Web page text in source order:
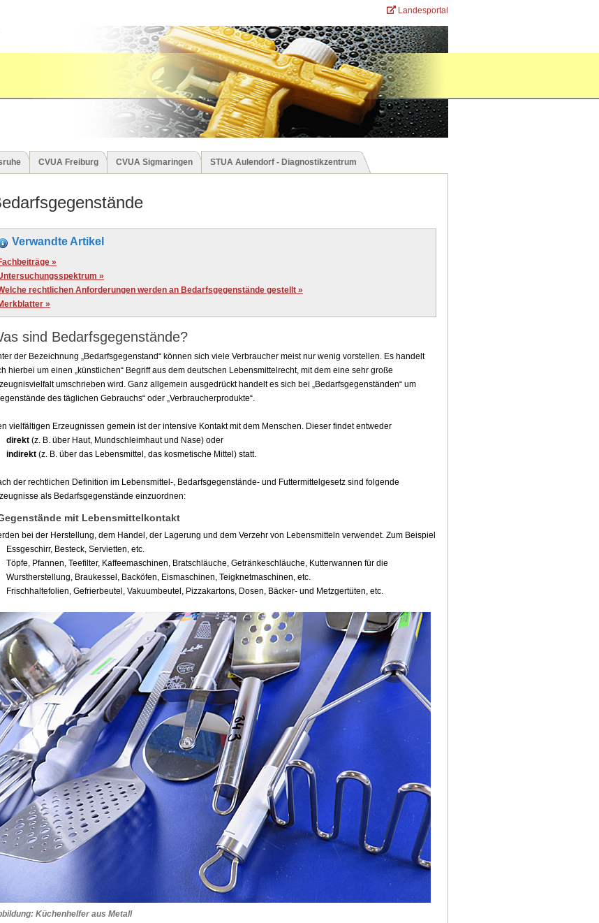
Landesportal
CVUA Freiburg CVUA Sigmaringen STUA Aulendorf - Diagnostikzentrum
Verwandte Artikel
»
»
rechtlichen Anforderungen werden an Bedarfsgegenstände gestellt »
»
sind Bedarfsgegenstände?
der Bezeichnung „Bedarfsgegenstand“ können sich viele Verbraucher meist nur wenig vorstellen. Es handelt
hierbei um einen „künstlichen“ Begriff aus dem deutschen Lebensmittelrecht, mit dem eine sehr große
umschrieben wird. Ganz allgemein ausgedrückt handelt es sich bei „Bedarfsgegenständen“ um
des täglichen Gebrauchs“ oder „Verbraucherprodukte“.
vielfältigen Erzeugnissen gemein ist der intensive Kontakt mit dem Menschen. Dieser findet entweder
direkt (z. B. über Haut, Mundschleimhaut und Nase) oder
indirekt (z. B. über das Lebensmittel, das kosmetische Mittel) statt.
der rechtlichen Definition im Lebensmittel-, Bedarfsgegenstände- und Futtermittelgesetz sind folgende
als Bedarfsgegenstände einzuordnen:
mit Lebensmittelkontakt
bei der Herstellung, dem Handel, der Lagerung und dem Verzehr von Lebensmitteln verwendet. Zum Beispiel
Essgeschirr, Besteck, Servietten, etc.
Töpfe, Pfannen, Teefilter, Kaffeemaschinen, Bratschläuche, Getränkeschläuche, Kutterwannen für die
Wurstherstellung, Braukessel, Backöfen, Eismaschinen, Teigknetmaschinen, etc.
Frischhaltefolien, Gefrierbeutel, Vakuumbeutel, Pizzakartons, Dosen, Bäcker- und Metzgertüten, etc.
Küchenhelfer aus Metall